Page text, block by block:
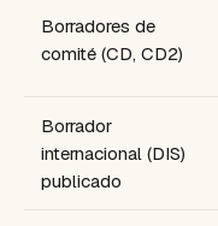
Borradores de
comité (CD, CD2)
Borrador
internacional (DIS)
publicado